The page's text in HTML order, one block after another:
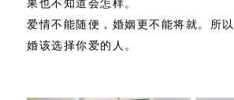
爱情不能随便，婚姻更不能将就。所
婚该选择你爱的人。